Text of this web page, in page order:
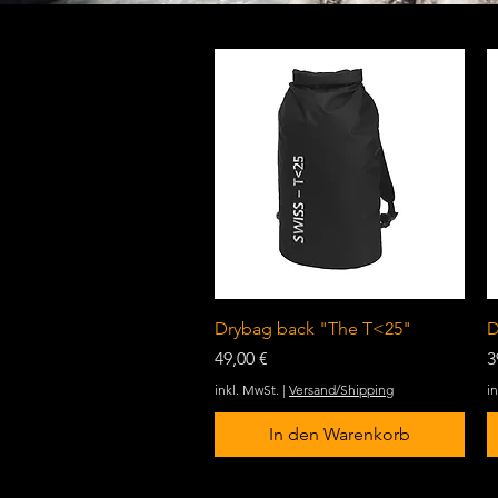
Schnellansicht
Drybag back "The T<25"
Preis
49,00 €
inkl. MwSt. | Versand/Shipping
In den Warenkorb